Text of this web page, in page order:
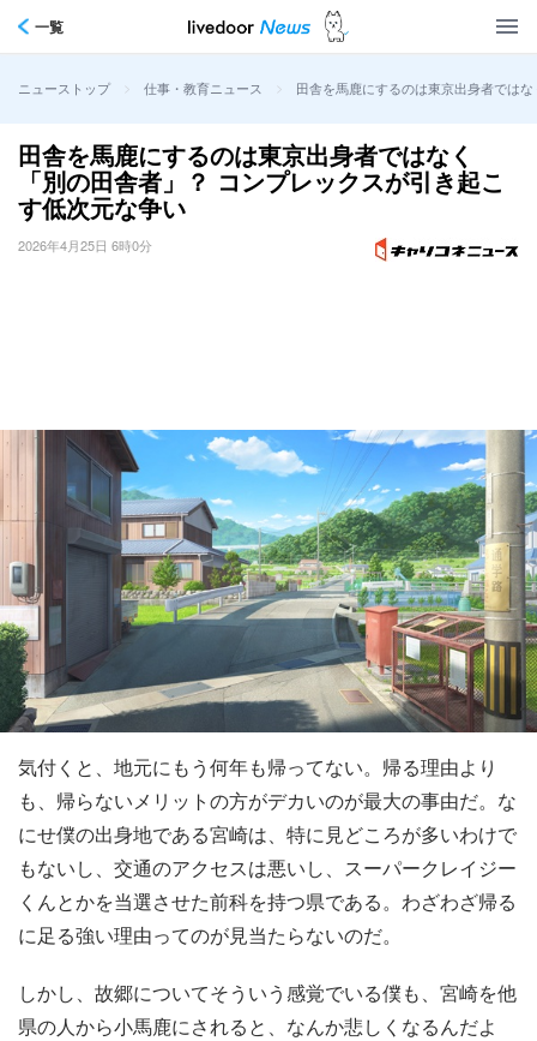
一覧
ニューストップ > 仕事・教育ニュース > 田舎を馬鹿にするのは東京出身者では
田舎を馬鹿にするのは東京出身者ではなく
「別の田舎者」？ コンプレックスが引き起こ
す低次元な争い
2026年4月25日 6時0分
気付くと、地元にもう何年も帰ってない。帰る理由より
も、帰らないメリットの方がデカいのが最大の事由だ。な
にせ僕の出身地である宮崎は、特に見どころが多いわけで
もないし、交通のアクセスは悪いし、スーパークレイジー
くんとかを当選させた前科を持つ県である。わざわざ帰る
に足る強い理由ってのが見当たらないのだ。
しかし、故郷についてそういう感覚でいる僕も、宮崎を他
県の人から小馬鹿にされると、なんか悲しくなるんだよ